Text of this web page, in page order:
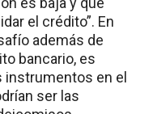
el crédito”. En
además de
bancario, es
instrumentos en el
ser las